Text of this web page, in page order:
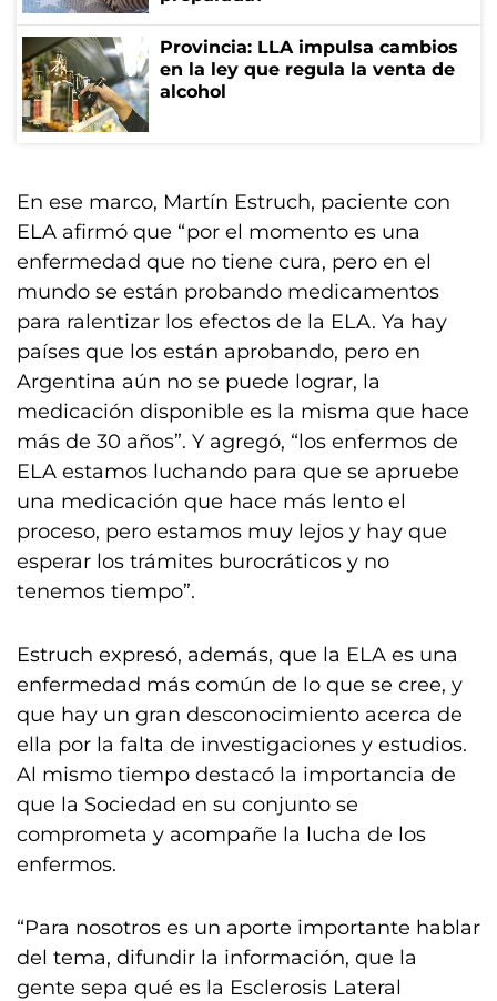
Provincia: LLA impulsa cambios
en la ley que regula la venta de
alcohol
En ese marco, Martín Estruch, paciente con
ELA afirmó que “por el momento es una
enfermedad que no tiene cura, pero en el
mundo se están probando medicamentos
para ralentizar los efectos de la ELA. Ya hay
países que los están aprobando, pero en
Argentina aún no se puede lograr, la
medicación disponible es la misma que hace
más de 30 años”. Y agregó, “los enfermos de
ELA estamos luchando para que se apruebe
una medicación que hace más lento el
proceso, pero estamos muy lejos y hay que
esperar los trámites burocráticos y no
tenemos tiempo”.
Estruch expresó, además, que la ELA es una
enfermedad más común de lo que se cree, y
que hay un gran desconocimiento acerca de
ella por la falta de investigaciones y estudios.
Al mismo tiempo destacó la importancia de
que la Sociedad en su conjunto se
comprometa y acompañe la lucha de los
enfermos.
“Para nosotros es un aporte importante hablar
del tema, difundir la información, que la
gente sepa qué es la Esclerosis Lateral